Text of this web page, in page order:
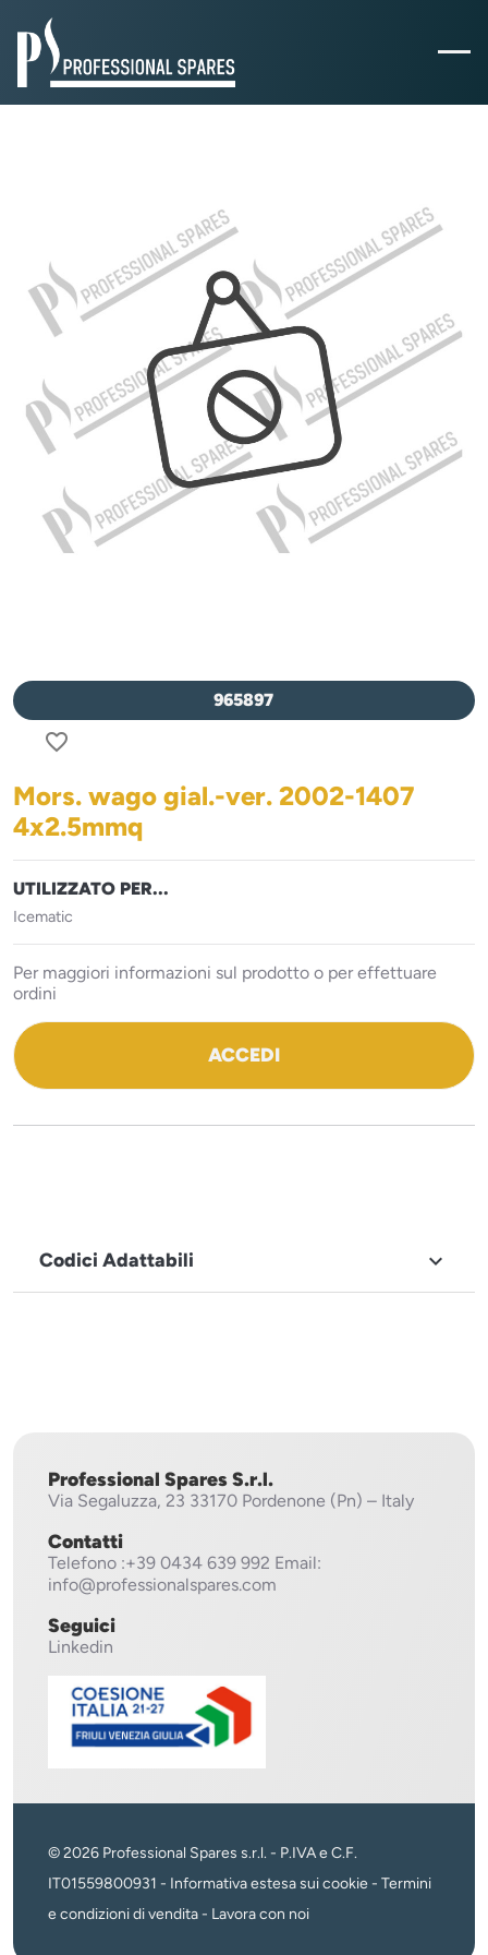
965897
favorite_border
Mors. wago gial.-ver. 2002-1407
4x2.5mmq
UTILIZZATO PER...
Icematic
Per maggiori informazioni sul prodotto o per effettuare
ordini
ACCEDI
Codici Adattabili 
Professional Spares S.r.l.
Via Segaluzza, 23 33170 Pordenone (Pn) – Italy
Contatti
Telefono :+39 0434 639 992 Email:
info@professionalspares.com
Seguici
Linkedin
© 2026 Professional Spares s.r.l. - P.IVA e C.F.
IT01559800931 - Informativa estesa sui cookie - Termini
e condizioni di vendita- Lavora con noi